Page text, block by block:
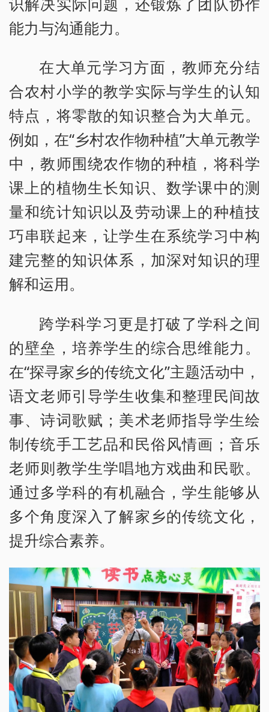
能力与沟通能力。
在大单元学习方面，教师充分结
合农村小学的教学实际与学生的认知
特点，将零散的知识整合为大单元。
例如，在“乡村农作物种植”大单元教学
中，教师围绕农作物的种植，将科学
课上的植物生长知识、数学课中的测
量和统计知识以及劳动课上的种植技
巧串联起来，让学生在系统学习中构
建完整的知识体系，加深对知识的理
解和运用。
跨学科学习更是打破了学科之间
的壁垒，培养学生的综合思维能力。
在“探寻家乡的传统文化”主题活动中，
语文老师引导学生收集和整理民间故
事、诗词歌赋；美术老师指导学生绘
制传统手工艺品和民俗风情画；音乐
老师则教学生学唱地方戏曲和民歌。
通过多学科的有机融合，学生能够从
多个角度深入了解家乡的传统文化，
提升综合素养。